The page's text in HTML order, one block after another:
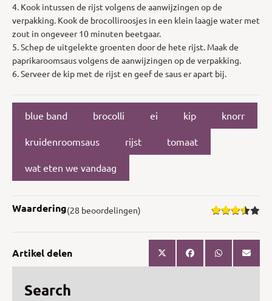
4. Kook intussen de rijst volgens de aanwijzingen op de
verpakking. Kook de brocolliroosjes in een klein laagje water met
zout in ongeveer 10 minuten beetgaar.
5. Schep de uitgelekte groenten door de hete rijst. Maak de
paprikaroomsaus volgens de aanwijzingen op de verpakking.
6. Serveer de kip met de rijst en geef de saus er apart bij.
blue band brocolli ei kip knorr
kruidenroomsaus rijst tomaat
wat eten we vandaag
Waardering(28 beoordelingen)
Artikel delen
Search